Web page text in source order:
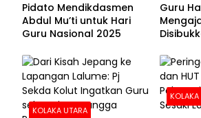
Pidato Mendikdasmen
Abdul Mu’ti untuk Hari
Guru Nasional 2025
Guru
KOLAKA UTARA
KOLAKA